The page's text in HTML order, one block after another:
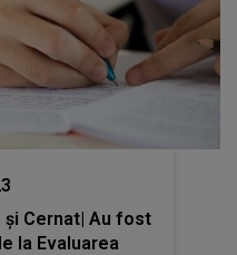
și Cernat| Au fost
la Evaluarea